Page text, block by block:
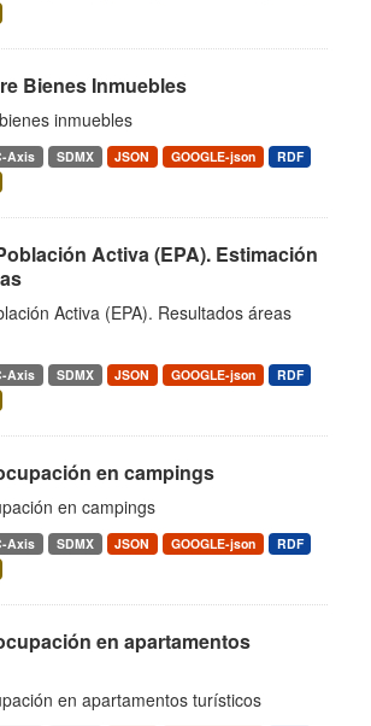
Bienes Inmuebles
inmuebles
Axis SDMX JSON GOOGLE-json
RDF
Activa (EPA). Estimación
Activa (EPA). Resultados áreas
Axis SDMX JSON GOOGLE-json
RDF
en campings
en campings
Axis SDMX JSON GOOGLE-json
RDF
en apartamentos
en apartamentos turísticos